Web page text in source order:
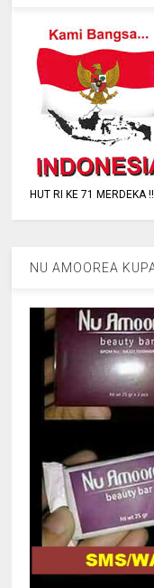
HUT RI KE 71 MERDEKA
NU AMOOREA